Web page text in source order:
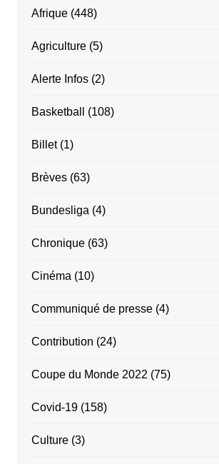
Afrique(448)
Agriculture(5)
Alerte Infos(2)
Basketball (108)
Billet(1)
Brèves(63)
Bundesliga (4)
Chronique(63)
Cinéma (10)
Communiqué de presse(4)
Contribution (24)
Coupe du Monde 2022 (75)
Covid-19(158)
Culture(3)